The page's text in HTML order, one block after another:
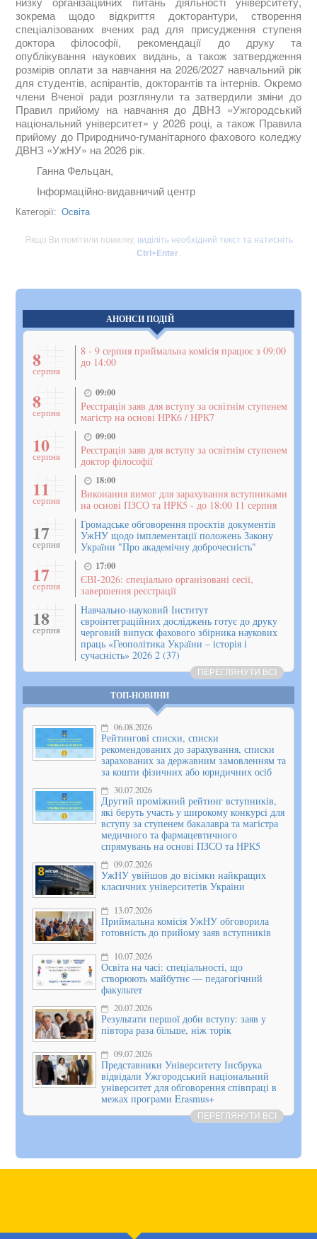
зокрема щодо відкриття докторантури, створення
спеціалізованих вчених рад для присудження ступеня
доктора філософії, рекомендації до друку та
опублікування наукових видань, а також затвердження
розмірів оплати за навчання на 2026/2027 навчальний рік
для студентів, аспірантів, докторантів та інтернів. Окремо
члени Вченої ради розглянули та затвердили зміни до
Правил прийому на навчання до ДВНЗ «Ужгородський
національний університет» у 2026 році, а також Правила
прийому до Природничо-гуманітарного фахового коледжу
ДВНЗ «УжНУ» на 2026 рік.
Ганна Фельцан,
Інформаційно-видавничий центр
Категорії: Освіта
Якщо Ви помітили помилку, виділіть необхідний текст та натисніть
Ctrl+Enter
АНОНСИ ПОДІЙ
8
серпня
8 - 9 серпня приймальна комісія працює з 09:00
до 14:00
8
серпня
09:00
Реєстрація заяв для вступу за освітнім ступенем
магістр на основі НРК6 / НРК7
10
серпня
09:00
Реєстрація заяв для вступу за освітнім ступенем
доктор філософії
11
серпня
18:00
Виконання вимог для зарахування вступниками
на основі ПЗСО та НРК5 - до 18:00 11 серпня
17
серпня
Громадське обговорення проєктів документів
УжНУ щодо імплементації положень Закону
України "Про академічну доброчесність"
17
серпня
17:00
ЄВІ-2026: спеціально організовані сесії,
завершення реєстрації
18
серпня
Навчально-науковий Інститут
євроінтеграційних досліджень готує до друку
черговий випуск фахового збірника наукових
праць «Геополітика України – історія і
сучасність» 2026 2 (37)
ПЕРЕГЛЯНУТИ ВСІ
ТОП-НОВИНИ
06.08.2026
Рейтингові списки, списки
рекомендованих до зарахування, списки
зарахованих за державним замовленням та
за кошти фізичних або юридичних осіб
30.07.2026
Другий проміжний рейтинг вступників,
які беруть участь у широкому конкурсі для
вступу за ступенем бакалавра та магістра
медичного та фармацевтичного
спрямувань на основі ПЗСО та НРК5
09.07.2026
УжНУ увійшов до вісімки найкращих
класичних університетів України
13.07.2026
Приймальна комісія УжНУ обговорила
готовність до прийому заяв вступників
10.07.2026
Освіта на часі: спеціальності, що
створюють майбутнє — педагогічний
факультет
20.07.2026
Результати першої доби вступу: заяв у
півтора раза більше, ніж торік
09.07.2026
Представники Університету Інсбрука
відвідали Ужгородський національний
університет для обговорення співпраці в
межах програми Erasmus+
ПЕРЕГЛЯНУТИ ВСІ